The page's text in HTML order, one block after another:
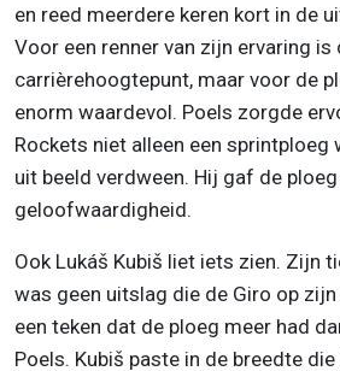
en reed meerdere keren kort in de
Voor een renner van zijn ervaring
carrièrehoogtepunt, maar voor de
enorm waardevol. Poels zorgde
Rockets niet alleen een sprintploeg
uit beeld verdween. Hij gaf de
geloofwaardigheid.
Ook Lukáš Kubiš liet iets zien. Zijn
was geen uitslag die de Giro op
een teken dat de ploeg meer had
Poels. Kubiš paste in de breedte